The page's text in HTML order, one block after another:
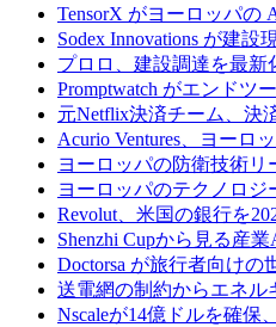
TensorX がヨーロッパの
Sodex Innovations が建
プロロ、建設調達を最新
Promptwatch がエンドツ
元Netflix決済チーム、決
Acurio Ventures、ヨーロ
ヨーロッパの防衛技術リ
ヨーロッパのテクノロジ
Revolut、米国の銀行を
Shenzhi Cupから見る産
Doctorsa が旅行者向け
送電網の制約からエネル
Nscaleが14億ドルを確保